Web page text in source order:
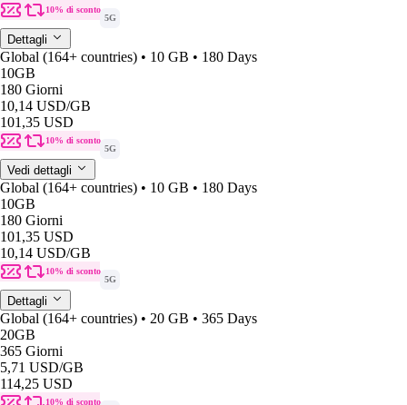
10% di sconto
5G
Dettagli
Global (164+ countries) • 10 GB • 180 Days
10GB
180 Giorni
10,14 USD/GB
101,35 USD
10% di sconto
5G
Vedi dettagli
Global (164+ countries) • 10 GB • 180 Days
10GB
180 Giorni
101,35 USD
10,14 USD/GB
10% di sconto
5G
Dettagli
Global (164+ countries) • 20 GB • 365 Days
20GB
365 Giorni
5,71 USD/GB
114,25 USD
10% di sconto